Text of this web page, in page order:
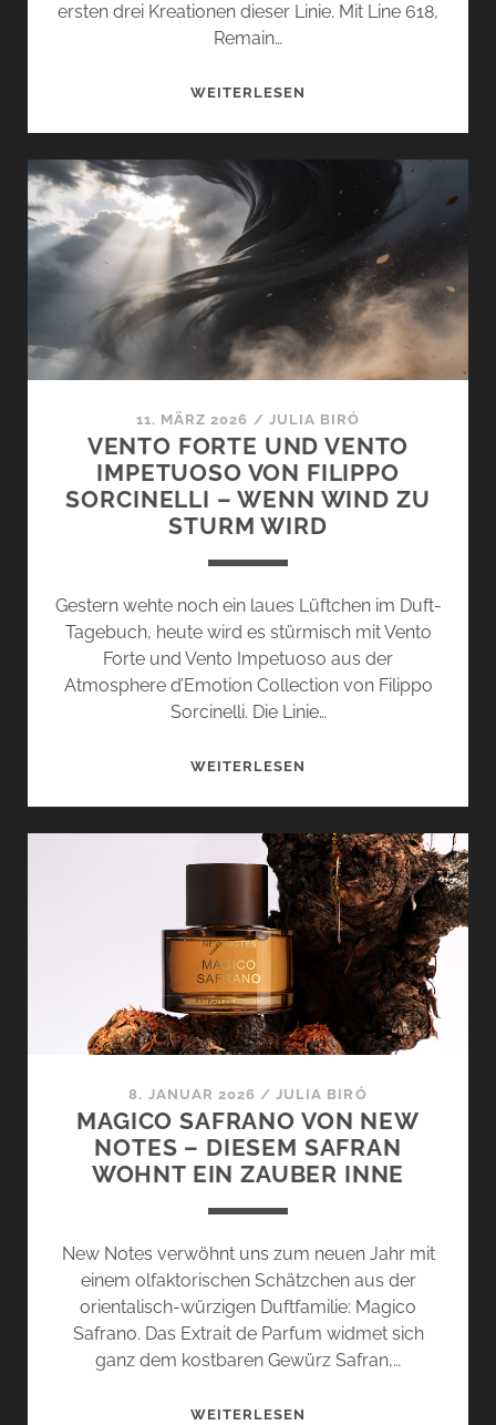
ersten drei Kreationen dieser Linie. Mit Line 618,
Remain…
WEITERLESEN
SEQUENCE
VON
AMOUAGE
DIE
NEUE
TRILOGIE
DER
ESSENCES
COLLECTION
11. MÄRZ 2026 / JULIA BIRÓ
VENTO FORTE UND VENTO
IMPETUOSO VON FILIPPO
SORCINELLI – WENN WIND ZU
STURM WIRD
Gestern wehte noch ein laues Lüftchen im Duft-
Tagebuch, heute wird es stürmisch mit Vento
Forte und Vento Impetuoso aus der
Atmosphere d’Emotion Collection von Filippo
Sorcinelli. Die Linie…
WEITERLESEN
VENTO
IMPETUOSO
VON
FILIPPO
SORCINELLI
WENN
WIND
ZU
STURM
WIRD
8. JANUAR 2026 /JULIA BIRÓ
MAGICO SAFRANO VON NEW
NOTES – DIESEM SAFRAN
WOHNT EIN ZAUBER INNE
New Notes verwöhnt uns zum neuen Jahr mit
einem olfaktorischen Schätzchen aus der
orientalisch-würzigen Duftfamilie: Magico
Safrano. Das Extrait de Parfum widmet sich
ganz dem kostbaren Gewürz Safran,…
WEITERLESEN